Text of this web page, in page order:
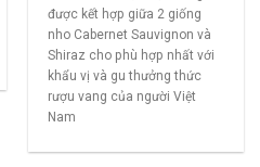
được kết hợp giữa 2 giống
nho Cabernet Sauvignon và
Shiraz cho phù hợp nhất với
khẩu vị và gu thưởng thức
rượu vang của người Việt
Nam